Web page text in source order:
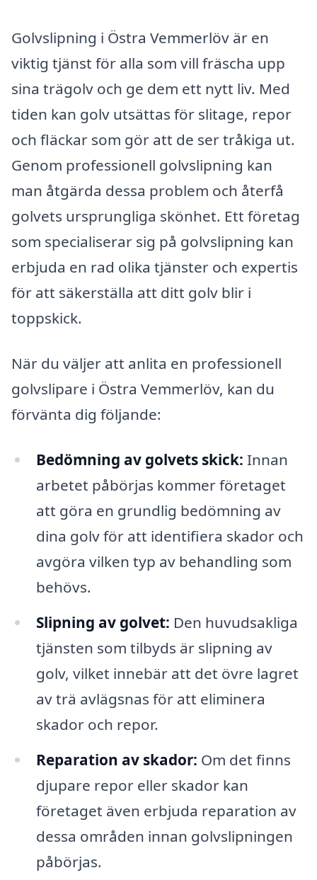
Golvslipning i Östra Vemmerlöv är en
viktig tjänst för alla som vill fräscha upp
sina trägolv och ge dem ett nytt liv. Med
tiden kan golv utsättas för slitage, repor
och fläckar som gör att de ser tråkiga ut.
Genom professionell golvslipning kan
man åtgärda dessa problem och återfå
golvets ursprungliga skönhet. Ett företag
som specialiserar sig på golvslipning kan
erbjuda en rad olika tjänster och expertis
för att säkerställa att ditt golv blir i
toppskick.
När du väljer att anlita en professionell
golvslipare i Östra Vemmerlöv, kan du
förvänta dig följande:
Bedömning av golvets skick: Innan
arbetet påbörjas kommer företaget
att göra en grundlig bedömning av
dina golv för att identifiera skador och
avgöra vilken typ av behandling som
behövs.
Slipning av golvet: Den huvudsakliga
tjänsten som tilbyds är slipning av
golv, vilket innebär att det övre lagret
av trä avlägsnas för att eliminera
skador och repor.
Reparation av skador: Om det finns
djupare repor eller skador kan
företaget även erbjuda reparation av
dessa områden innan golvslipningen
påbörjas.